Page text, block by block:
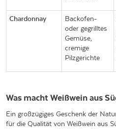
Chardonnay
Backofen-
oder gegrilltes
Gemüse,
cremige
Pilzgerichte
Was macht Weißwein aus
Ein großzügiges Geschenk der
für die Qualität von Weißwein aus